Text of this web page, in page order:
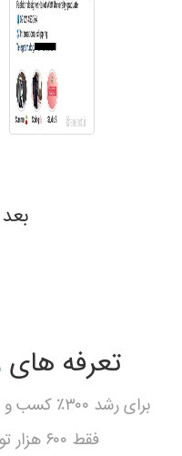
بعد
تعرفه های
برای رشد
فقط ۶۰۰ هزار تومان برای یک سال !!!!!